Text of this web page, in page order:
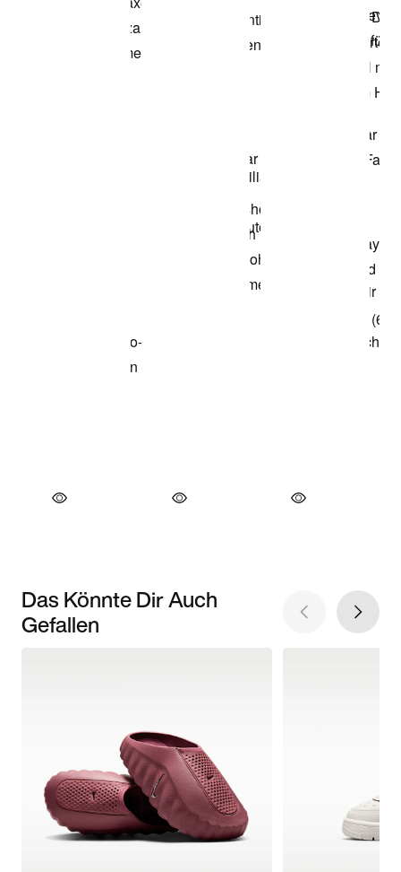
Das Könnte Dir Auch
Gefallen